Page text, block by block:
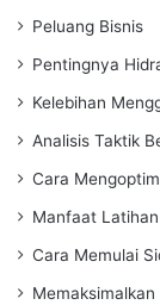
Peluang Bisnis
Pentingnya
Kelebihan
Analisis Taktik
Cara
Manfaat
Cara Memulai